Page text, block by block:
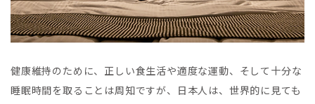
健康維持のために、正しい食生活や適度な運動、そして十分な
睡眠時間を取ることは周知ですが、日本人は、世界的に見ても